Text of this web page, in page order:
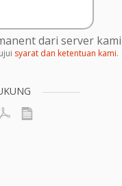
dari server
syarat dan ketentuan kami.